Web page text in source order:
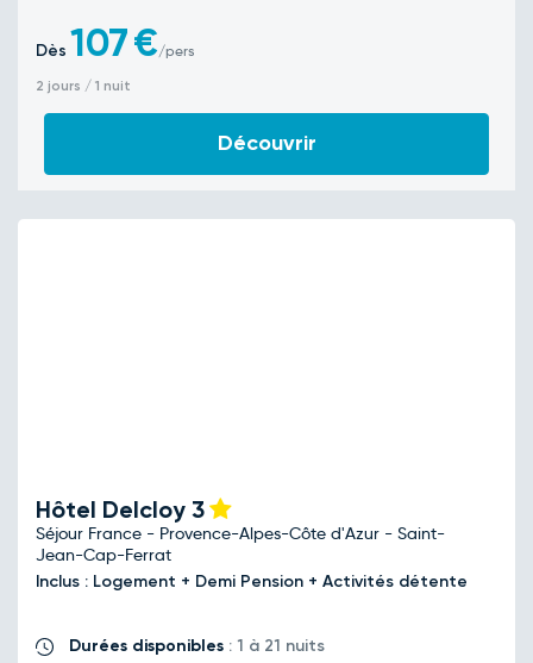
Dès 107€/pers
2 jours / 1 nuit
Découvrir
Hôtel Delcloy 3
Séjour France - Provence-Alpes-Côte d'Azur - Saint-
Jean-Cap-Ferrat
Inclus : Logement + Demi Pension + Activités détente
Durées disponibles : 1 à 21 nuits